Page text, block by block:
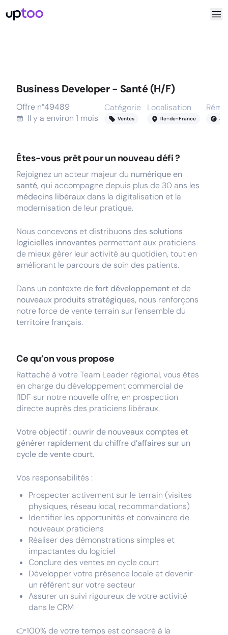
Business Developer - Santé (H/F)
Offre n°49489
Il y a environ 1 mois
Catégorie
Ventes
Localisation
Ile-de-France 45
Êtes-vous prêt pour un nouveau défi ?
Rejoignez un acteur majeur du numérique en
santé, qui accompagne depuis plus de 30 ans les
médecins libéraux dans la digitalisation et la
modernisation de leur pratique.
Nous concevons et distribuons des solutions
logicielles innovantes permettant aux praticiens
de mieux gérer leur activité au quotidien, tout en
améliorant le parcours de soin des patients.
Dans un contexte defort développement et de
nouveaux produits stratégiques, nous renforçons
notre force de vente terrain sur l’ensemble du
territoire français.
Ce qu’on vous propose
Rattaché à votre Team Leader régional, vous êtes
en charge du développement commercial de
l'IDF sur notre nouvelle offre, en prospection
directe auprès des praticiens libéraux.
Votre objectif : ouvrir de nouveaux comptes et
générer rapidement du chiffre d’affaires sur un
cycle de vente court.
Vos responsabilités :
Prospecter activement sur le terrain (visites
physiques, réseau local, recommandations)
Identifier les opportunités et convaincre de
nouveaux praticiens
Réaliser des démonstrations simples et
impactantes du logiciel
Conclure des ventes en cycle court
Développer votre présence locale et devenir
un référent sur votre secteur
Assurer un suivi rigoureux de votre activité
dans le CRM
👉100% de votre temps est consacré à la